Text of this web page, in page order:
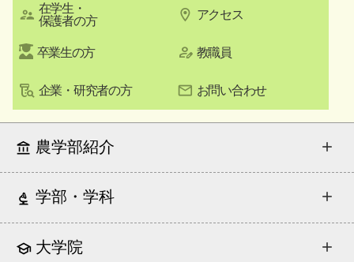
在学生・
保護者の方
卒業生の方
企業・研究者の方
アクセス
教職員
お問い合わせ
農学部紹介
学部・学科
大学院